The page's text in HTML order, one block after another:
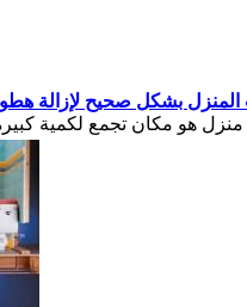
المنزل بشكل صحيح لإزالة